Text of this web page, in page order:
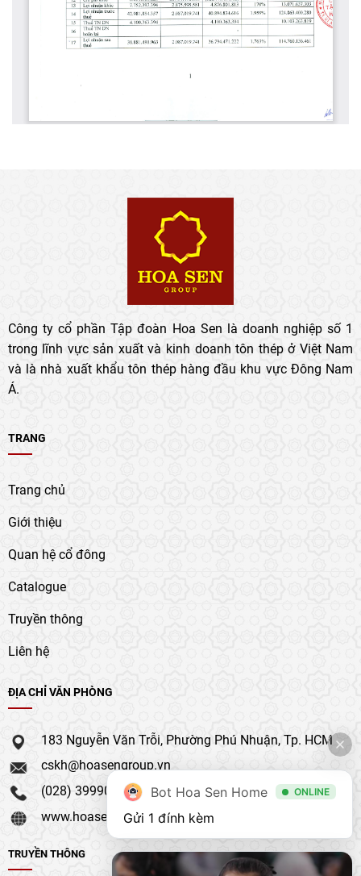
Công ty cổ phần Tập đoàn Hoa Sen là doanh nghiệp số 1
trong lĩnh vực sản xuất và kinh doanh tôn thép ở Việt Nam
và là nhà xuất khẩu tôn thép hàng đầu khu vực Đông Nam
Á.
TRANG
Trang chủ
Giới thiệu
Quan hệ cổ đông
Catalogue
Truyền thông
Liên hệ
ĐỊA CHỈ VĂN PHÒNG
183 Nguyễn Văn Trỗi, Phường Phú Nhuận, Tp. HCM
cskh@hoasengroup.vn
(028) 39990 111
www.hoasengroup.vn
TRUYỀN THÔNG
Bot Hoa Sen Home ONLINE
Gửi 1 đính kèm